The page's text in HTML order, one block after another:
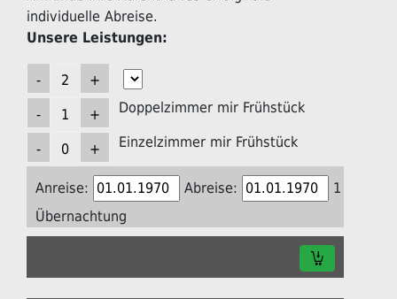
individuelle Abreise.
Unsere Leistungen:
Doppelzimmer mir Frühstück
Einzelzimmer mir Frühstück
Anreise: Abreise:
1
Übernachtung